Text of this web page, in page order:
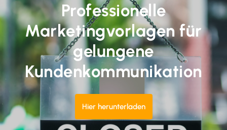
Professionelle
Marketingvorlagen für
gelungene
Kundenkommunikation
Hier herunterladen